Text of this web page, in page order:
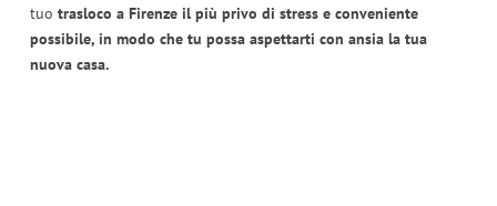
tuo trasloco a Firenze il più privo di stress e conveniente
possibile, in modo che tu possa aspettarti con ansia la tua
nuova casa.